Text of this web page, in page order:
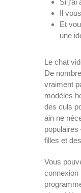
Si
Il
Et
une
Le chat
De
vraiment
modèles
des culs
ain ne
filles et
Vous
connexion